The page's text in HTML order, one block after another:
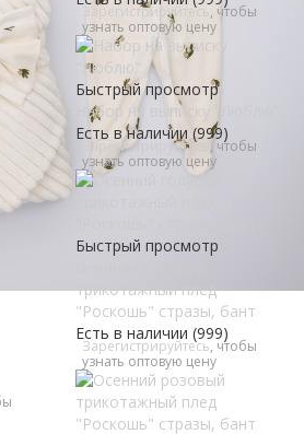
Зарегистрируйтесь , чтобы
узнать оптовую цену
Быстрый просмотр
Набор на выписку "Люблю"
Есть в наличии (999)
Зарегистрируйтесь , чтобы
узнать оптовую цену
Быстрый просмотр
трикотажный плед
"Роскошь" стразы, бант
Есть в наличии (999)
Зарегистрируйтесь, чтобы
узнать оптовую цену